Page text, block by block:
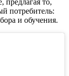
предлагая то,
потребитель:
и обучения.